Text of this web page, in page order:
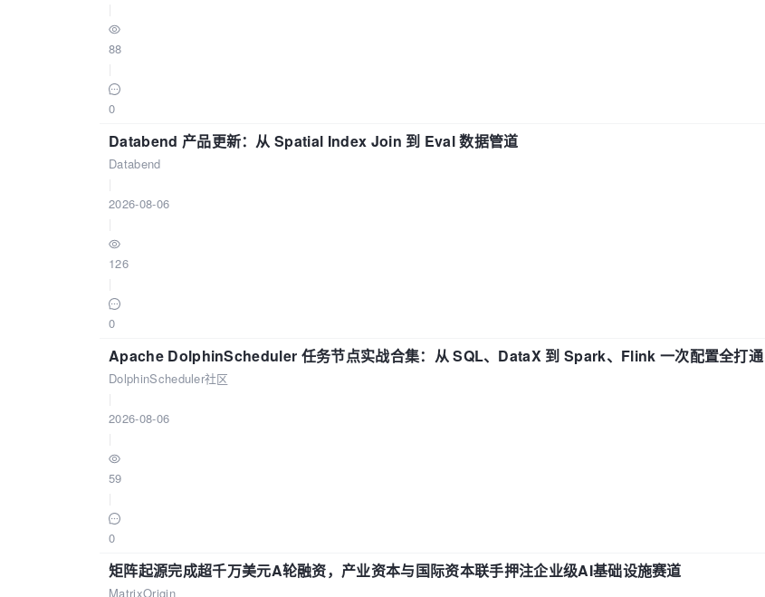
88
0
Databend 产品更新：从 Spatial Index Join 到 Eval 数据管道
Databend
2026-08-06
126
0
Apache DolphinScheduler 任务节点实战合集：从 SQL、DataX 到 Spark、Flink 一次配置全打通
DolphinScheduler社区
2026-08-06
59
0
矩阵起源完成超千万美元A轮融资，产业资本与国际资本联手押注企业级AI基础设施赛道
MatrixOrigin